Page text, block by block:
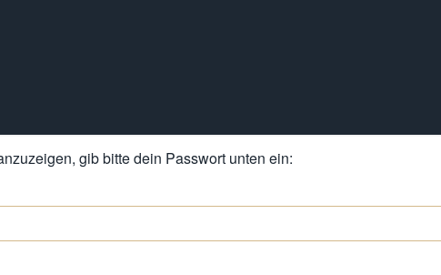
gib bitte dein Passwort unten ein: